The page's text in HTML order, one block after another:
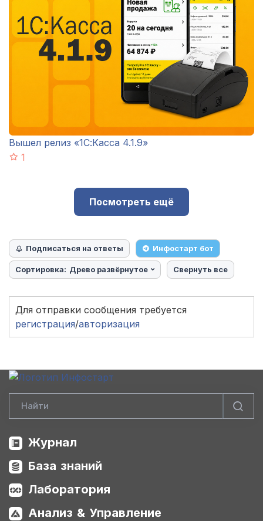
Вышел релиз «1С:Касса 4.1.9»
1
Посмотреть ещё
Подписаться на ответы Инфостарт бот
Сортировка: Древо развёрнутое Свернуть все
Для отправки сообщения требуется
регистрация/авторизация
Журнал
База знаний
Лаборатория
Анализ & Управление